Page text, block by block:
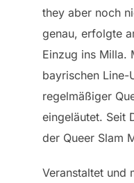
they aber noch
genau, erfolgte
Einzug ins Milla.
bayrischen Line-
regelmäßiger
eingeläutet. Seit
der Queer Slam
Veranstaltet und